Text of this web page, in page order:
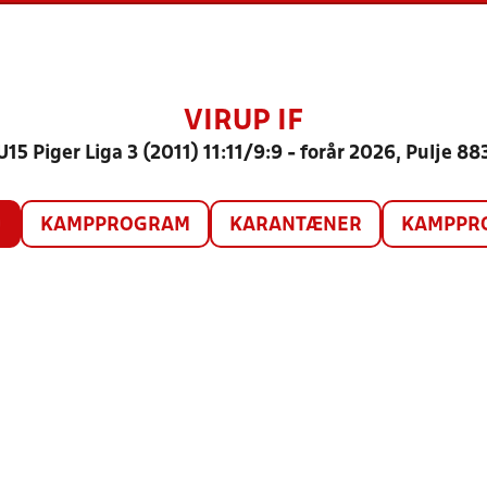
VIRUP IF
Piger Liga 3 (2011) 11:11/9:9 - forår 2026, Pulje
KAMPPROGRAM KARANTÆNER